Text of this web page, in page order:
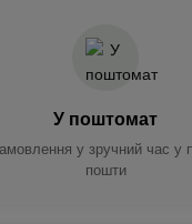
У поштомат
у зручний час у
пошти